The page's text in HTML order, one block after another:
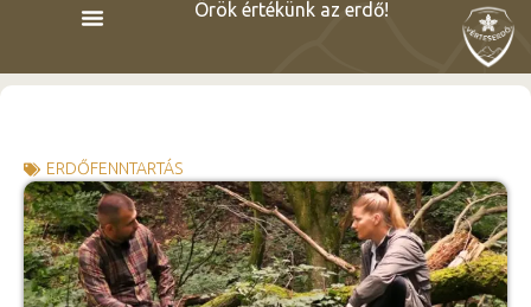
Örök értékünk az erdő!
ERDŐFENNTARTÁS